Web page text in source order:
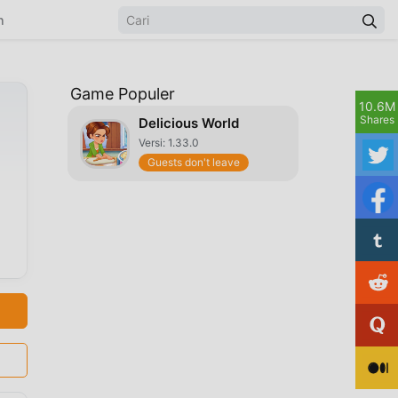
Game Populer
Delicious World
Versi: 1.33.0
Guests don't leave
10.6M
Shares